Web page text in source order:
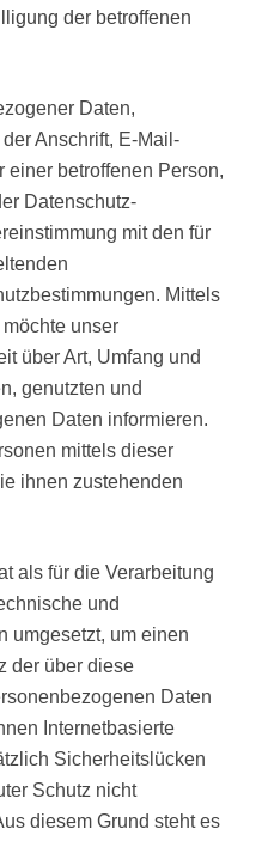
der betroffenen
Daten,
Anschrift, E-Mail-
einer betroffenen Person,
Datenschutz-
mit den für
Mittels
unser
über Art, Umfang und
genutzten und
Daten informieren.
mittels dieser
ihnen zustehenden
als für die Verarbeitung
und
umgesetzt, um einen
der über diese
Daten
Internetbasierte
Sicherheitslücken
Schutz nicht
diesem Grund steht es